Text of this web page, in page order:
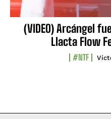
(VIDEO) Arcángel
Llacta Flow
#NTF